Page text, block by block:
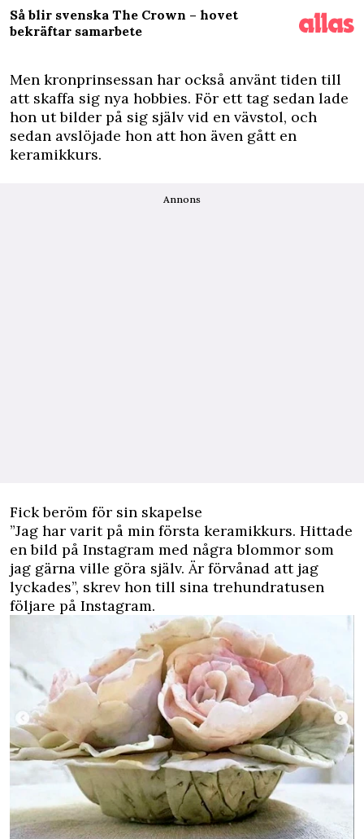
Så blir svenska The Crown – hovet
bekräftar samarbete
Men kronprinsessan har också använt tiden till
att skaffa sig nya hobbies. För ett tag sedan lade
hon ut bilder på sig själv vid en vävstol, och
sedan avslöjade hon att hon även gått en
keramikkurs.
Annons
Fick beröm för sin skapelse
”Jag har varit på min första keramikkurs. Hittade
en bild på Instagram med några blommor som
jag gärna ville göra själv. Är förvånad att jag
lyckades”, skrev hon till sina trehundratusen
följare på Instagram.